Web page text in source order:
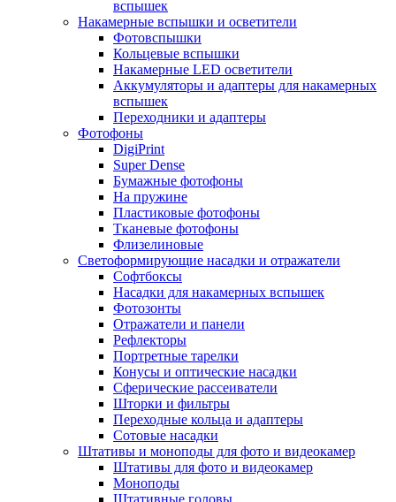
вспышек
Накамерные вспышки и осветители
Фотовспышки
Кольцевые вспышки
Накамерные LED осветители
Аккумуляторы и адаптеры для накамерных
вспышек
Переходники и адаптеры
Фотофоны
DigiPrint
Super Dense
Бумажные фотофоны
На пружине
Пластиковые фотофоны
Тканевые фотофоны
Флизелиновые
Светоформирующие насадки и отражатели
Софтбоксы
Насадки для накамерных вспышек
Фотозонты
Отражатели и панели
Рефлекторы
Портретные тарелки
Конусы и оптические насадки
Сферические рассеиватели
Шторки и фильтры
Переходные кольца и адаптеры
Сотовые насадки
Штативы и моноподы для фото и видеокамер
Штативы для фото и видеокамер
Моноподы
Штативные головы